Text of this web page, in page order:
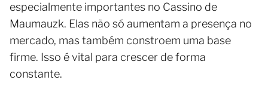
especialmente importantes no Cassino de
Maumauzk. Elas não só aumentam a presença no
mercado, mas também constroem uma base
firme. Isso é vital para crescer de forma
constante.